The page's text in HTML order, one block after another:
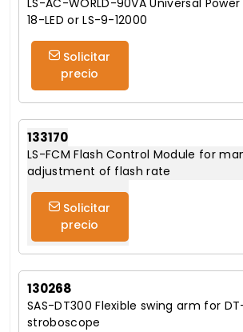
LS-AC-WORLD-90VA Universal
18-LED or LS-9-12000
precio
133170
LS-FCM Flash Control Module for
adjustment of flash rate
precio
130268
SAS-DT300 Flexible swing arm for DT-
stroboscope